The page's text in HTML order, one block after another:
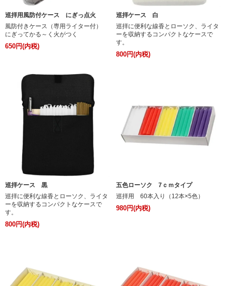
巡拝用風防付ケース にぎっ点火
風防付きケース（専用ライター付）
にぎってかる～く火がつく
650円(内税)
巡拝ケース 白
巡拝に便利な線香とローソク、ライタ
ーを収納するコンパクトなケースで
す。
800円(内税)
巡拝ケース 黒
巡拝に便利な線香とローソク、ライタ
ーを収納するコンパクトなケースで
す。
800円(内税)
五色ローソク 7ｃｍタイプ
巡拝用 60本入り（12本×5色）
980円(内税)